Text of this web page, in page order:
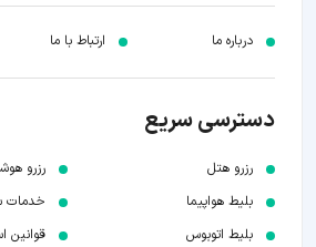
درباره ما ارتباط با ما
دسترسی سریع
رزرو هتل
بلیط هواپیما
بلیط اتوبوس
رزرو
خدمات
قوانین